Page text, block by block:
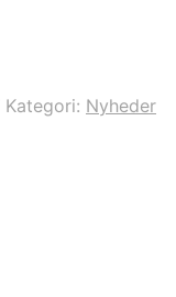
Kategori: Nyheder